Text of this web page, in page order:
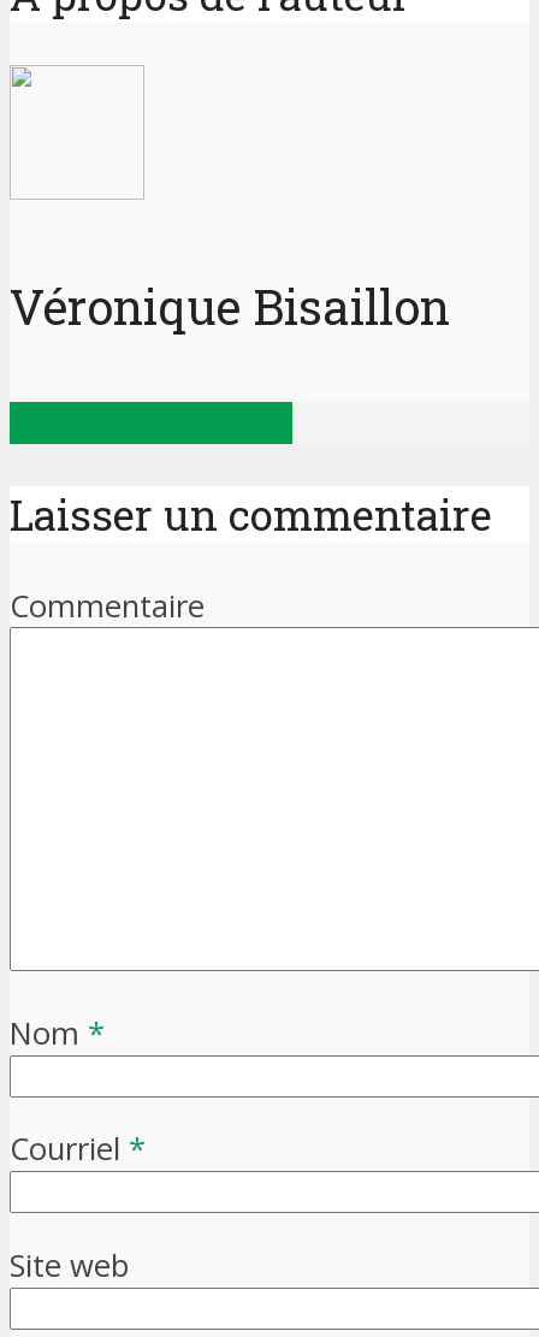
Véronique Bisaillon
Laisser un commentaire
Commentaire
Nom *
Courriel *
Site web